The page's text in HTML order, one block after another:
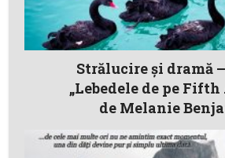
Strălucire și dramă
„Lebedele de pe Fifth
de Melanie